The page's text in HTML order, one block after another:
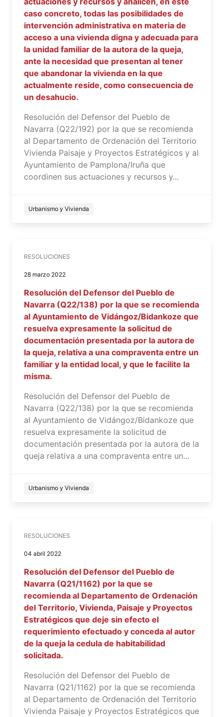
caso concreto, todas las posibilidades de
intervención administrativa en materia de
acceso a una vivienda digna y adecuada para
la unidad familiar de la autora de la queja,
ante la necesidad que presentan al tener
que abandonar la vivienda en la que
actualmente reside, como consecuencia de
un desahucio.
Resolución del Defensor del Pueblo de
Navarra (Q22/192) por la que se recomienda
al Departamento de Ordenación del Territorio
Vivienda Paisaje y Proyectos Estratégicos y al
Ayuntamiento de Pamplona/Iruña que
coordinen sus actuaciones y recursos y...
Urbanismo y Vivienda
RESOLUCIONES
28 marzo 2022
Resolución del Defensor del Pueblo de
Navarra (Q22/138) por la que se recomienda
al Ayuntamiento de Vidángoz/Bidankoze que
resuelva expresamente la solicitud de
documentación presentada por la autora de
la queja, relativa a una compraventa entre un
familiar y la entidad local, y que le facilite la
misma.
Resolución del Defensor del Pueblo de
Navarra (Q22/138) por la que se recomienda
al Ayuntamiento de Vidángoz/Bidankoze que
resuelva expresamente la solicitud de
documentación presentada por la autora de la
queja relativa a una compraventa entre un...
Urbanismo y Vivienda
RESOLUCIONES
04 abril 2022
Resolución del Defensor del Pueblo de
Navarra (Q21/1162) por la que se
recomienda al Departamento de Ordenación
del Territorio, Vivienda, Paisaje y Proyectos
Estratégicos que deje sin efecto el
requerimiento efectuado y conceda al autor
de la queja la cedula de habitabilidad
solicitada.
Resolución del Defensor del Pueblo de
Navarra (Q21/1162) por la que se recomienda
al Departamento de Ordenación del Territorio
Vivienda Paisaje y Proyectos Estratégicos que